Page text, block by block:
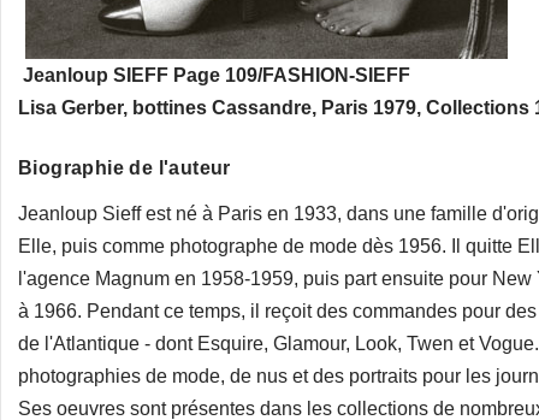
Jeanloup SIEFF Page 109/FASHION-SIEFF
Lisa Gerber, bottines Cassandre, Paris 1979, Collections
Biographie de l'auteur
Jeanloup Sieff est né à Paris en 1933, dans une famille
Elle, puis comme photographe de mode dès 1956. Il quitte
l'agence Magnum en 1958-1959, puis part ensuite pour
à 1966. Pendant ce temps, il reçoit des commandes pour
de l'Atlantique - dont Esquire, Glamour, Look, Twen et
photographies de mode, de nus et des portraits pour les
Ses oeuvres sont présentes dans les collections de